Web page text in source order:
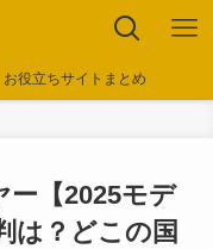
お役立ちサイトまとめ
ー【2025モデ
は？どこの国